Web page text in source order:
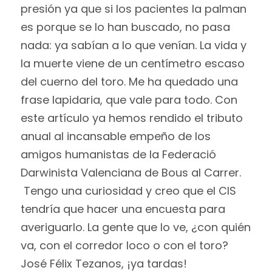
presión ya que si los pacientes la palman
es porque se lo han buscado, no pasa
nada: ya sabían a lo que venían. La vida y
la muerte viene de un centímetro escaso
del cuerno del toro. Me ha quedado una
frase lapidaria, que vale para todo. Con
este artículo ya hemos rendido el tributo
anual al incansable empeño de los
amigos humanistas de la Federació
Darwinista Valenciana de Bous al Carrer.
Tengo una curiosidad y creo que el CIS
tendría que hacer una encuesta para
averiguarlo. La gente que lo ve, ¿con quién
va, con el corredor loco o con el toro?
José Félix Tezanos, ¡ya tardas!